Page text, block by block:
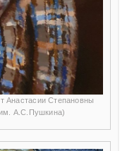
Анастасии Степановны
А.С.Пушкина)